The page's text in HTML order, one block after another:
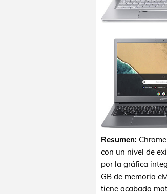
Resumen:
con un nivel de
por la gráfica
GB de memoria
tiene acabado